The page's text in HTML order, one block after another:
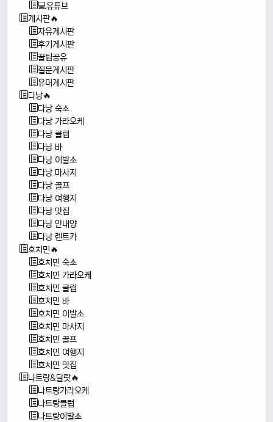
💻유튜브
게시판🔥
자유게시판
후기게시판
꿀팁공유
질문게시판
유머게시판
다낭🔥
다낭 숙소
다낭 가라오케
다낭 클럽
다낭 바
다낭 이발소
다낭 마사지
다낭 골프
다낭 여행지
다낭 맛집
다낭 안내양
다낭 렌트카
호치민🔥
호치민 숙소
호치민 가라오케
호치민 클럽
호치민 바
호치민 이발소
호치민 마사지
호치민 골프
호치민 여행지
호치민 맛집
나트랑&달랏🔥
나트랑가라오케
나트랑클럽
나트랑이발소